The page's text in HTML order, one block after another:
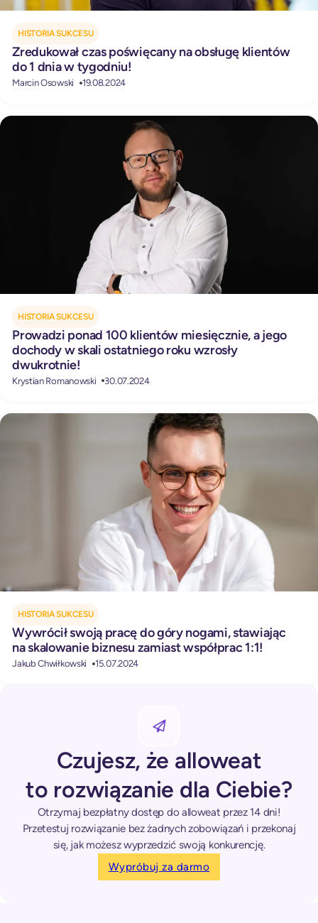
HISTORIA SUKCESU
Zredukował czas poświęcany na obsługę klientów
do 1 dnia w tygodniu!
Marcin Osowski 19.08.2024
HISTORIA SUKCESU
Prowadzi ponad 100 klientów miesięcznie, a jego
dochody w skali ostatniego roku wzrosły
dwukrotnie!
Krystian Romanowski 30.07.2024
HISTORIA SUKCESU
Wywrócił swoją pracę do góry nogami, stawiając
na skalowanie biznesu zamiast współprac 1:1!
Jakub Chwiłkowski 15.07.2024
Czujesz, że alloweat
to rozwiązanie dla Ciebie?
Otrzymaj bezpłatny dostęp do alloweat przez 14 dni!
Przetestuj rozwiązanie bez żadnych zobowiązań i przekonaj
się, jak możesz wyprzedzić swoją konkurencję.
Wypróbuj za darmo